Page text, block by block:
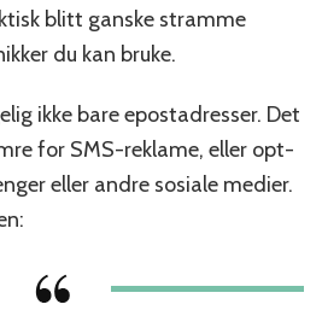
blitt ganske stramme
du kan bruke.
ikke bare epostadresser. Det
for SMS-reklame, eller opt-
eller andre sosiale medier.